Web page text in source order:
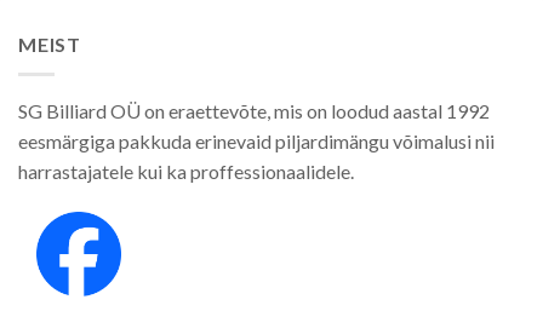
MEIST
SG Billiard OÜ on eraettevõte, mis on loodud aastal 1992
eesmärgiga pakkuda erinevaid piljardimängu võimalusi nii
harrastajatele kui ka proffessionaalidele.